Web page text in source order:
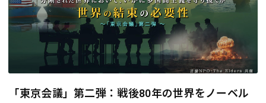
「東京会議」第二弾：戦後80年の世界をノーベル